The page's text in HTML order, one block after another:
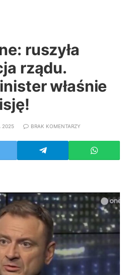
ruszyła
rządu.
właśnie
2025 BRAK KOMENTARZY